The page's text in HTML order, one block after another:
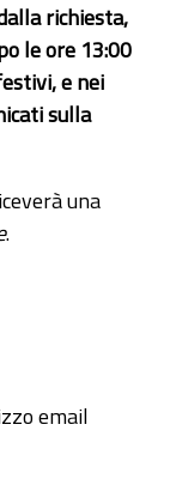
richiesta,
le ore 13:00
e nei
sulla
una
.
email